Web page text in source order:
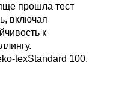
прошла тест
включая
к
texStandard 100.